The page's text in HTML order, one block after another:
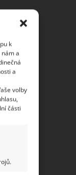
k
a
a
volby
části